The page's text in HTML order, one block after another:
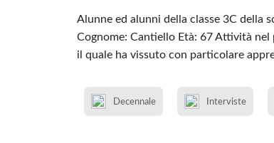
Alunne ed alunni della classe 3C della
Cognome: Cantiello Età: 67 Attività
il quale ha vissuto con particolare
Decennale Interviste